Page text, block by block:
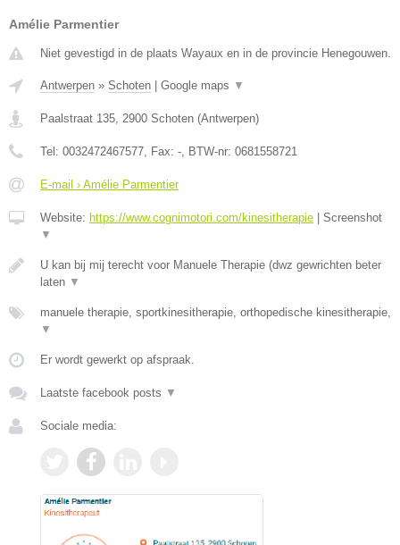
Amélie Parmentier
Niet gevestigd in de plaats Wayaux en in de provincie Henegouwen.
Antwerpen » Schoten Google maps ▼
Paalstraat 135 2900 Schoten (Antwerpen)
Tel: 0032472467577 , Fax: - , BTW-nr: 0681558721
E-mail › Amélie Parmentier
Website: https://www.cognimotori.com/kinesitherapie
Screenshot
▼
U kan bij mij terecht voor Manuele Therapie (dwz gewrichten beter
laten ▼
manuele therapie, sportkinesitherapie, orthopedische kinesitherapie,
▼
Er wordt gewerkt op afspraak.
Laatste facebook posts ▼
Sociale media: